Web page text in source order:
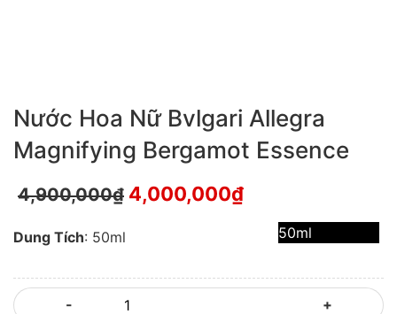
Nước Hoa Nữ Bvlgari Allegra
Magnifying Bergamot Essence
4,900,000₫ 4,000,000₫
Dung Tích: 50ml 50ml
- +